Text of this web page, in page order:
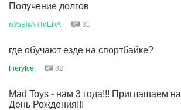
Получение долгов
мУзЫкАнТиШкА 31
где обучают езде на спортбайке?
FieryIce 82
Mad Toys - нам 3 года!!! Приглашаем на
День Рождения!!!